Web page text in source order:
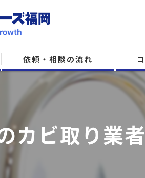
依頼・相談の流れ
カビ取り業